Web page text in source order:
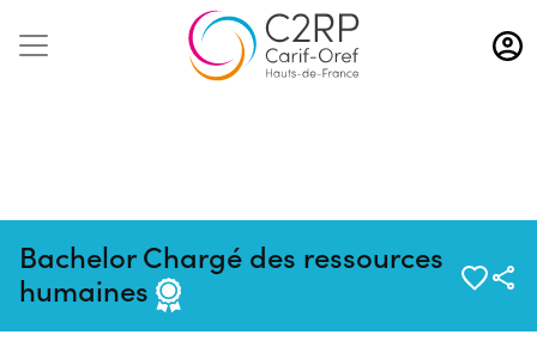
Aller
au
contenu
Bachelor Chargé des ressources
humaines
18/10/2024
2480373F
COMPETENCES PRO
Session de formation